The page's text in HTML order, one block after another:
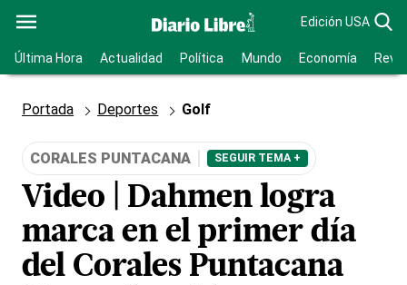
Edición USA
Última Hora Actualidad Política Mundo Economía
Portada Deportes Golf
CORALES PUNTACANA SEGUIR TEMA +
Video | Dahmen logra
marca en el primer día
del Corales Puntacana